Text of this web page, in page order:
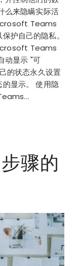
么来隐瞒实际活
Teams
护自己的隐私。
Teams
动显示 "可
的状态永久设置
的显示。 使用隐
骤的